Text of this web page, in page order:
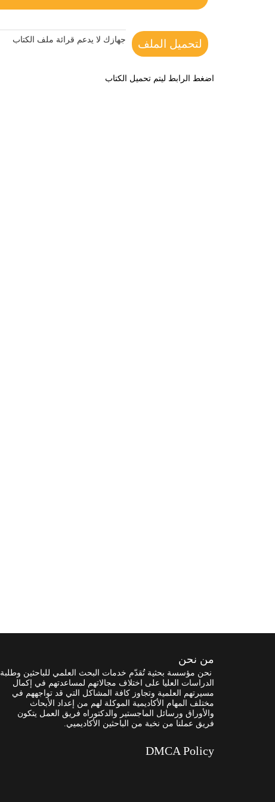
لتحميل الملف جهازك لا يدعم قرائة ملف الكتاب
اضغط الرابط ليتم تحميل الكتاب
من نحن
نحن مؤسسة بحثية تُقدّم خدمات البحث العلمي للباحثين وطلبة
الدراسات العليا على اختلاف مجالاتهم لمساعدتهم في إكمال
مسيرتهم العلمية وتجاوز كافة المشاكل التي قد تواجههم في
مختلف المهام الأكاديمية الموكلة لهم من إعداد الأبحاث
والأوراق ورسائل الماجستير والدكتوراه فريق العمل يتكون
فريق عملنا من نخبة من الباحثين الأكاديميي.
DMCA Policy